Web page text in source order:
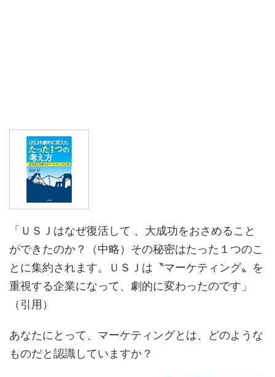
「ＵＳＪはなぜ復活して 、大成功をおさめること
ができたのか？（中略）その秘密はたった１つのこ
とに集約されます。ＵＳＪは〝マーケティング〟を
重視する企業になって、劇的に変わったのです」
（引用）
あなたにとって、マーケティングとは、どのような
ものだと認識していますか？